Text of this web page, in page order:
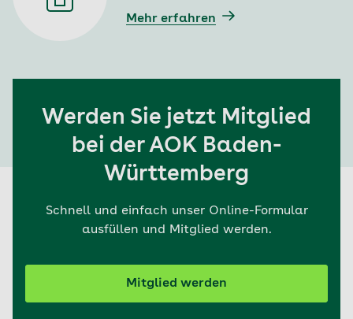
Mehr erfahren
Werden Sie jetzt Mitglied
bei der AOK Baden-
Württemberg
Schnell und einfach unser Online-Formular
ausfüllen und Mitglied werden.
Mitglied werden